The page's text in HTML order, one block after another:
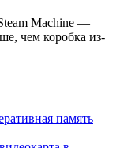
Machine —
чем коробка из-
память